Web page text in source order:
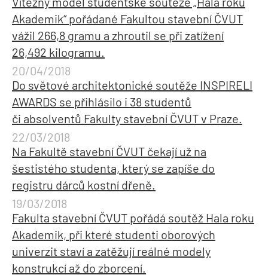
Akademik“ pořádané Fakultou stavební ČVUT
vážil 266,8 gramu a zhroutil se při zatížení
26,492 kilogramu.
20/04/2018
Do světové architektonické soutěže INSPIRELI
AWARDS se přihlásilo i 38 studentů
či absolventů Fakulty stavební ČVUT v Praze.
22/03/2018
Na Fakultě stavební ČVUT čekají už na
šestistého studenta, který se zapíše do
registru dárců kostní dřeně.
19/03/2018
Fakulta stavební ČVUT pořádá soutěž Hala roku
Akademik, při které studenti oborových
univerzit staví a zatěžují reálné modely
konstrukcí až do zborcení.